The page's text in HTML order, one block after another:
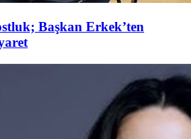
Başkan Erkek’ten